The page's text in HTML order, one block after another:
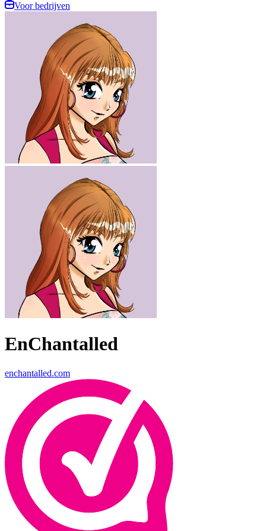
Voor bedrijven
EnChantalled
enchantalled.com